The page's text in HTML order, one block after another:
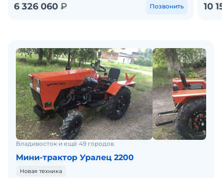
6 326 060 ₽ Позвонить 10
Владивосток и ещё 49 городов
Мини-трактор Уралец 2200
Новая техника